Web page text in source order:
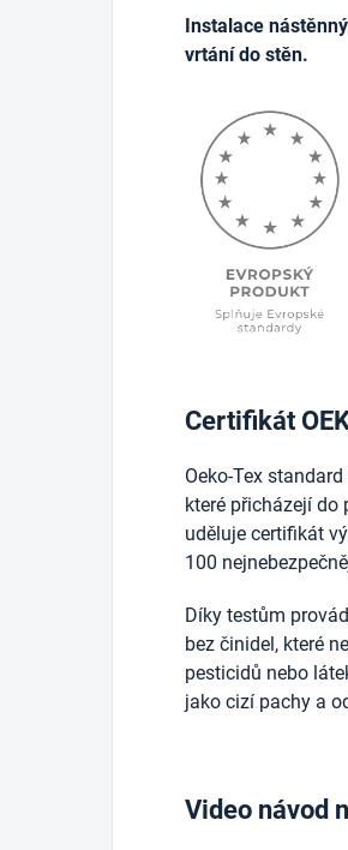
Instalace
vrtání do stěn.
Certifikát
Oeko-Tex
které přicházejí do
uděluje certifikát
100
Díky testům
bez činidel, které
pesticidů nebo
jako cizí pachy a
Video návod